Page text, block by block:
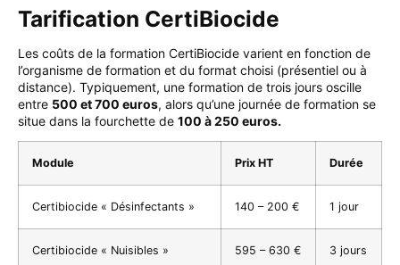
Tarification CertiBiocide
Les coûts de la formation CertiBiocide varient en fonction de
l’organisme de formation et du format choisi (présentiel ou à
distance). Typiquement, une formation de trois jours oscille
entre 500 et 700 euros, alors qu’une journée de formation se
situe dans la fourchette de 100 à 250 euros.
Module Prix HT Durée
Certibiocide « Désinfectants » 140 – 200 € 1 jour
Certibiocide « Nuisibles » 595 – 630 € 3 jours